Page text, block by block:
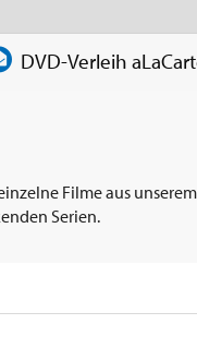
DVD-Verleih
Filme aus
Serien.